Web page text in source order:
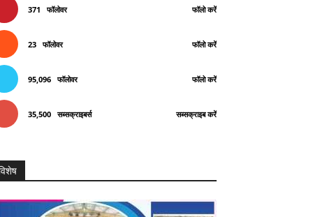
371 फॉलोवर फॉलो करें
23 फॉलोवर फॉलो करें
95,096 फॉलोवर फॉलो करें
35,500 सब्सक्राइबर्स सब्सक्राइब करें